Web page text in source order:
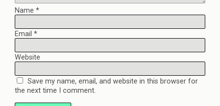
Name *
Email *
Website
Save my name, email, and website in this browser for
the next time I comment.